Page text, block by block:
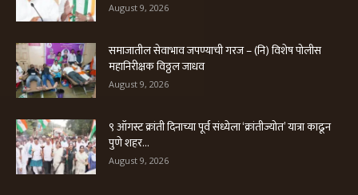
August 9, 2026
समाजातील सेवाभाव जपण्याची गरज – (नि) विशेष पोलीस
महानिरीक्षक विठ्ठल जाधव
August 9, 2026
९ ऑगस्ट क्रांती दिनाच्या पूर्व संध्येला ‘क्रांतीज्योत’ यात्रा काढून
पुणे शहर...
August 9, 2026